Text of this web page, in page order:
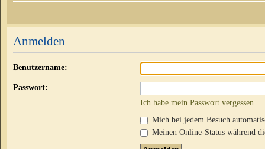
Anmelden
Benutzername:
Passwort:
Ich habe mein Passwort vergessen
Mich bei jedem Besuch
Meinen Online-Status während